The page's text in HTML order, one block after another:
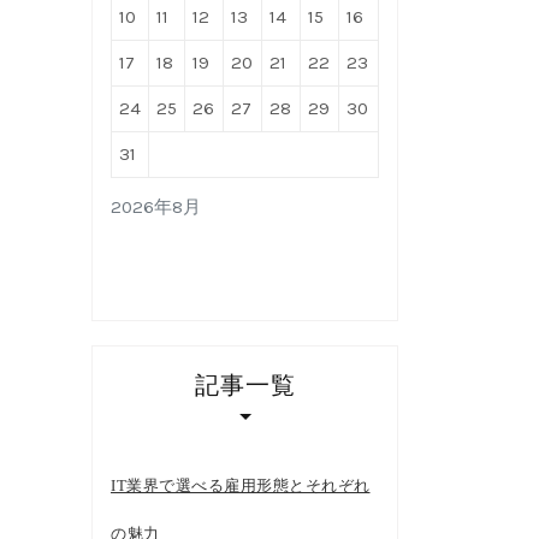
2026年8月
10 11 12 13 14 15 16
17 18 19 20 21 22 23
24 25 26 27 28 29 30
31
記事一覧
IT業界で選べる雇用形態とそれぞれ
の魅力